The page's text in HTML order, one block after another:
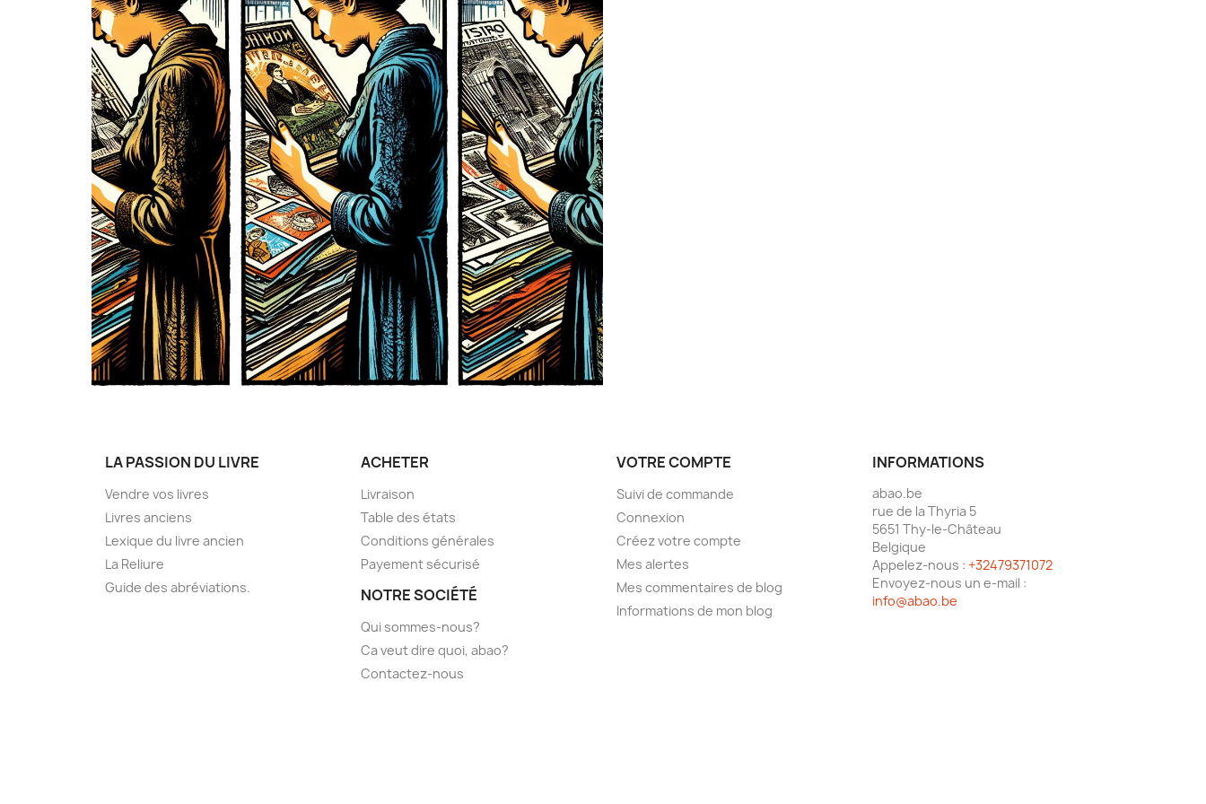
LA PASSION DU LIVRE
Vendre vos livres
Livres anciens
Lexique du livre ancien
La Reliure
Guide des abréviations.
ACHETER
Livraison
Table des états
Conditions générales
Payement sécurisé
NOTRE SOCIÉTÉ
Qui sommes-nous?
Ca veut dire quoi, abao?
Contactez-nous
VOTRE COMPTE
Suivi de commande
Connexion
Créez votre compte
Mes alertes
Mes commentaires de blog
Informations de mon blog
INFORMATIONS
abao.be
rue de la Thyria 5
5651 Thy-le-Château
Belgique
Appelez-nous : +32479371072
Envoyez-nous un e-mail :
info@abao.be